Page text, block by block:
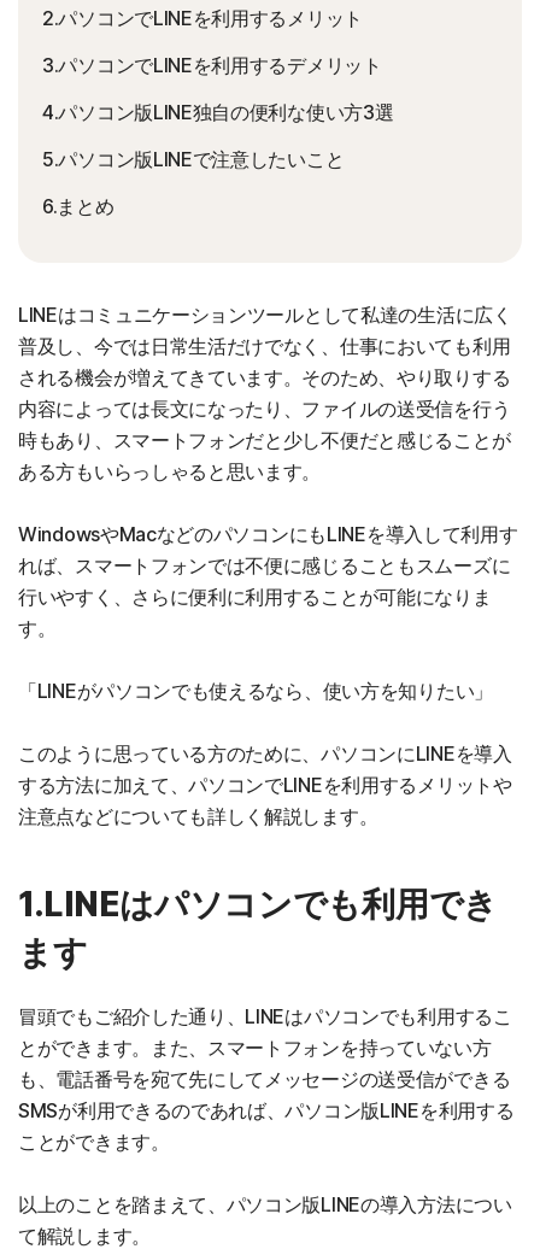
2.パソコンでLINEを利用するメリット
3.パソコンでLINEを利用するデメリット
4.パソコン版LINE独自の便利な使い方3選
5.パソコン版LINEで注意したいこと
6.まとめ
LINEはコミュニケーションツールとして私達の生活に広く
普及し、今では日常生活だけでなく、仕事においても利用
される機会が増えてきています。そのため、やり取りする
内容によっては長文になったり、ファイルの送受信を行う
時もあり、スマートフォンだと少し不便だと感じることが
ある方もいらっしゃると思います。
WindowsやMacなどのパソコンにもLINEを導入して利用す
れば、スマートフォンでは不便に感じることもスムーズに
行いやすく、さらに便利に利用することが可能になりま
す。
「LINEがパソコンでも使えるなら、使い方を知りたい」
このように思っている方のために、パソコンにLINEを導入
する方法に加えて、パソコンでLINEを利用するメリットや
注意点などについても詳しく解説します。
1.LINEはパソコンでも利用でき
ます
冒頭でもご紹介した通り、LINEはパソコンでも利用するこ
とができます。また、スマートフォンを持っていない方
も、電話番号を宛て先にしてメッセージの送受信ができる
SMSが利用できるのであれば、パソコン版LINEを利用する
ことができます。
以上のことを踏まえて、パソコン版LINEの導入方法につい
て解説します。